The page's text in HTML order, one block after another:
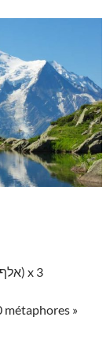
= guematria pleine de la lettre Aleph (אלף = 111) x 3
métaphores »